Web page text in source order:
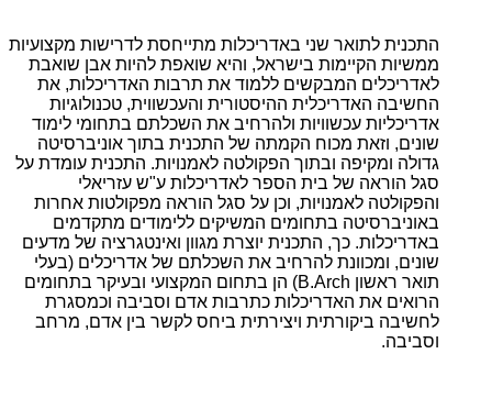
התכנית לתואר שני באדריכלות מתייחסת לדרישות מקצועיות
ממשיות הקיימות בישראל, והיא שואפת להיות אבן שואבת
לאדריכלים המבקשים ללמוד את תרבות האדריכלות, את
החשיבה האדריכלית ההיסטורית והעכשווית, טכנולוגיות
אדריכליות עכשוויות ולהרחיב את השכלתם בתחומי לימוד
שונים, וזאת מכוח הקמתה של התכנית בתוך אוניברסיטה
גדולה ומקיפה ובתוך הפקולטה לאמנויות. התכנית עומדת על
סגל הוראה של בית הספר לאדריכלות ע"ש עזריאלי
והפקולטה לאמנויות, וכן על סגל הוראה מפקולטות אחרות
באוניברסיטה בתחומים המשיקים ללימודים מתקדמים
באדריכלות. כך, התכנית יוצרת מגוון ואינטגרציה של מדעים
שונים, ומכוונת להרחיב את השכלתם של אדריכלים (בעלי
תואר ראשון B.Arch) הן בתחום המקצועי ובעיקר בתחומים
הרואים את האדריכלות כתרבות אדם וסביבה וכמסגרת
לחשיבה ביקורתית ויצירתית ביחס לקשר בין אדם, מרחב
וסביבה.